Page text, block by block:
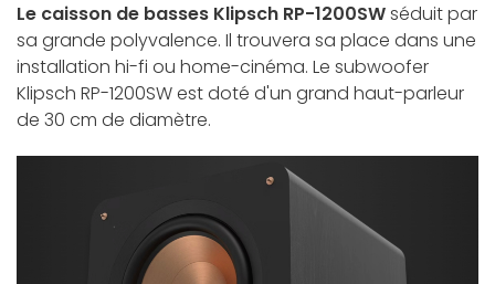
Le caisson de basses Klipsch RP-1200SWséduit par
sa grande polyvalence. Il trouvera sa place dans une
installation hi-fi ou home-cinéma. Le subwoofer
Klipsch RP-1200SW est doté d'un grand haut-parleur
de 30 cm de diamètre.